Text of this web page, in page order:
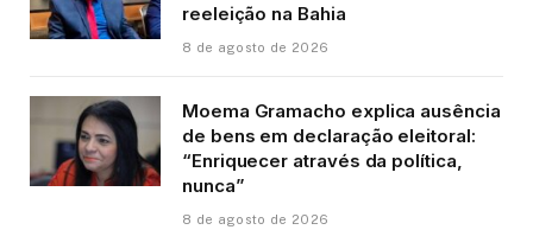
reeleição na Bahia
8 de agosto de 2026
Moema Gramacho explica ausência
de bens em declaração eleitoral:
“Enriquecer através da política,
nunca”
8 de agosto de 2026